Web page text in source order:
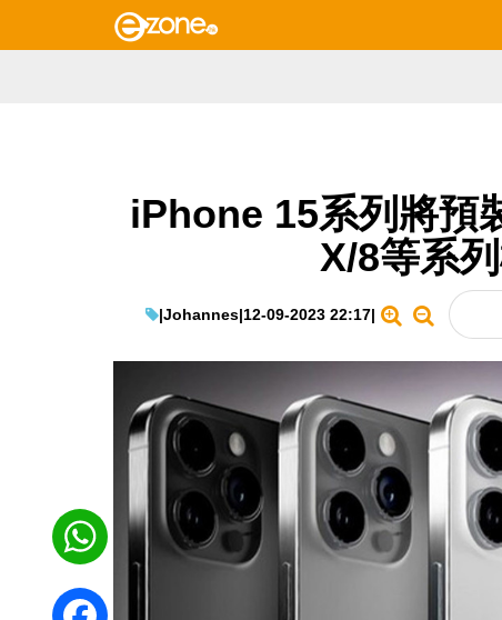
iPhone 15系列將預
X/8等系
|Johannes|12-09-2023 22:17|
WhatsApp